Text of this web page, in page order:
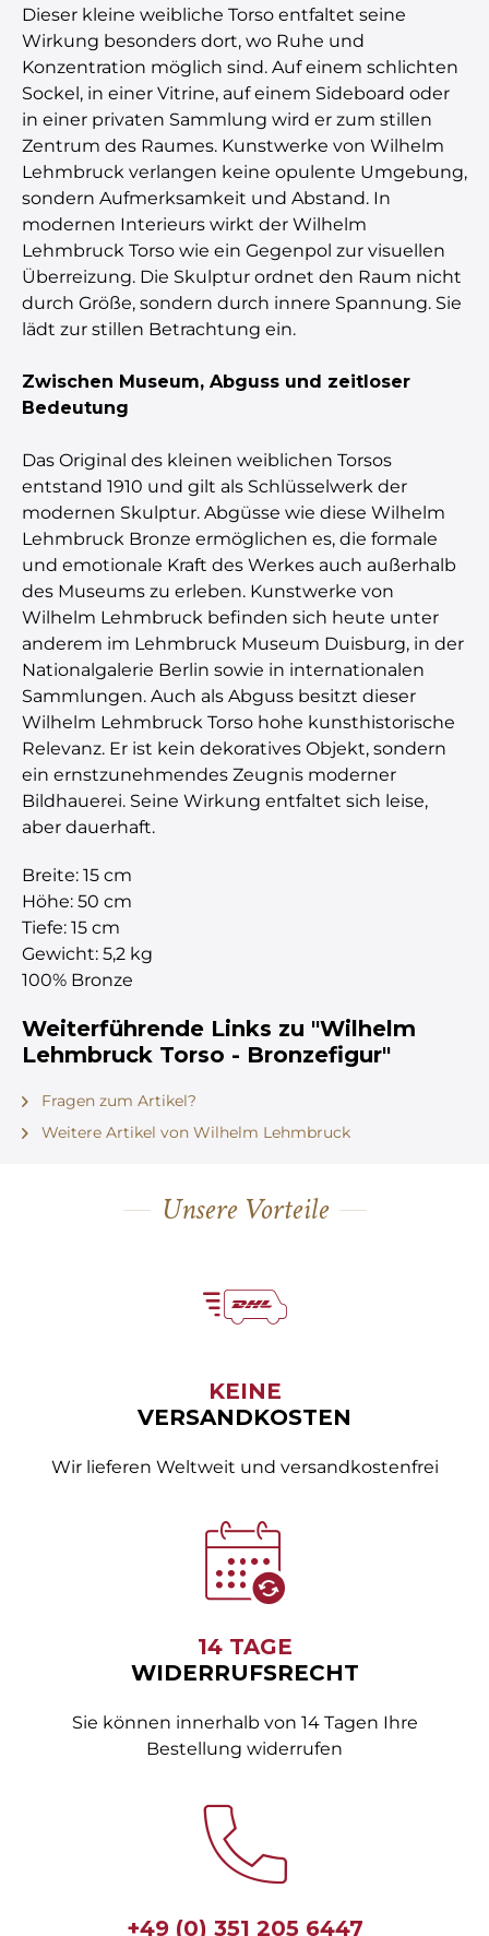
Dieser kleine weibliche Torso entfaltet seine
Wirkung besonders dort, wo Ruhe und
Konzentration möglich sind. Auf einem schlichten
Sockel, in einer Vitrine, auf einem Sideboard oder
in einer privaten Sammlung wird er zum stillen
Zentrum des Raumes. Kunstwerke von Wilhelm
Lehmbruck verlangen keine opulente Umgebung,
sondern Aufmerksamkeit und Abstand. In
modernen Interieurs wirkt der Wilhelm
Lehmbruck Torso wie ein Gegenpol zur visuellen
Überreizung. Die Skulptur ordnet den Raum nicht
durch Größe, sondern durch innere Spannung. Sie
lädt zur stillen Betrachtung ein.
Zwischen Museum, Abguss und zeitloser
Bedeutung
Das Original des kleinen weiblichen Torsos
entstand 1910 und gilt als Schlüsselwerk der
modernen Skulptur. Abgüsse wie diese Wilhelm
Lehmbruck Bronze ermöglichen es, die formale
und emotionale Kraft des Werkes auch außerhalb
des Museums zu erleben. Kunstwerke von
Wilhelm Lehmbruck befinden sich heute unter
anderem im Lehmbruck Museum Duisburg, in der
Nationalgalerie Berlin sowie in internationalen
Sammlungen. Auch als Abguss besitzt dieser
Wilhelm Lehmbruck Torso hohe kunsthistorische
Relevanz. Er ist kein dekoratives Objekt, sondern
ein ernstzunehmendes Zeugnis moderner
Bildhauerei. Seine Wirkung entfaltet sich leise,
aber dauerhaft.
Breite: 15 cm
Höhe: 50 cm
Tiefe: 15 cm
Gewicht: 5,2 kg
100% Bronze
Weiterführende Links zu "Wilhelm
Lehmbruck Torso - Bronzefigur"
Fragen zum Artikel?
Weitere Artikel von Wilhelm Lehmbruck
Unsere Vorteile
KEINE
VERSANDKOSTEN
Wir lieferen Weltweit und versandkostenfrei
14 TAGE
WIDERRUFSRECHT
Sie können innerhalb von 14 Tagen Ihre
Bestellung widerrufen
+49 (0) 351 205 6447